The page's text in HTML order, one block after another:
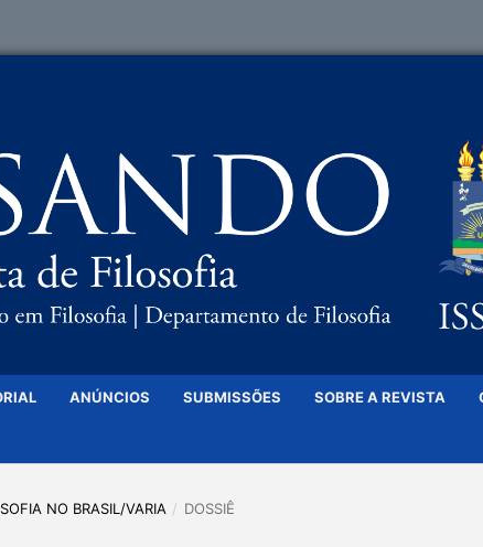
ANÚNCIOS SUBMISSÕES SOBRE A REVISTA
NO BRASIL/VARIA / DOSSIÊ